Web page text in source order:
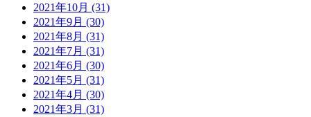
2021年10月 (31)
2021年9月 (30)
2021年8月 (31)
2021年7月 (31)
2021年6月 (30)
2021年5月 (31)
2021年4月 (30)
2021年3月 (31)